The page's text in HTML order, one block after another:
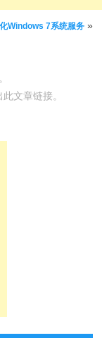
Windows 7系统服务»
文章链接。